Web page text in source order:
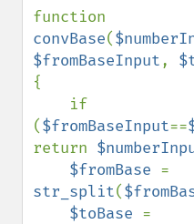
convBase(
$fromBaseInput,
{
($fromBaseInput==
return
$fromBase
str_split(
$toBase